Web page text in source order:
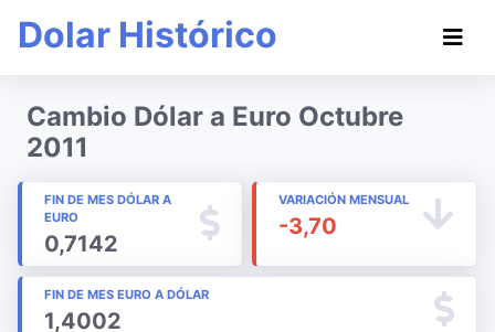
Dolar Histórico
Cambio Dólar a Euro Octubre
2011
FIN DE MES DÓLAR A
EURO
0,7142
VARIACIÓN MENSUAL
-3,70
FIN DE MES EURO A DÓLAR
1,4002